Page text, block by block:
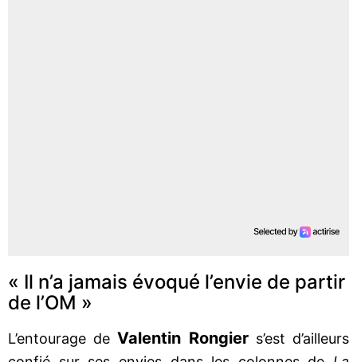
« Il n’a jamais évoqué l’envie de partir
de l’OM »
L’entourage deValentin Rongiers’est d’ailleurs